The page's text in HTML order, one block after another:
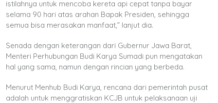
istilahnya untuk mencoba kereta api cepat tanpa bayar
selama 90 hari atas arahan Bapak Presiden, sehingga
semua bisa merasakan manfaat,” lanjut dia.
Senada dengan keterangan dari Gubernur Jawa Barat,
Menteri Perhubungan Budi Karya Sumadi pun mengatakan
hal yang sama, namun dengan rincian yang berbeda.
Menurut Menhub Budi Karya, rencana dari pemerintah pusat
adalah untuk menggratiskan KCJB untuk pelaksanaan uji